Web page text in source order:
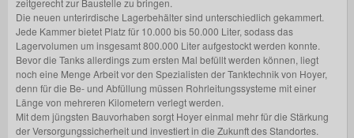
Die neuen unterirdische Lagerbehälter sind unterschiedlich gekammert.
Jede Kammer bietet Platz für 10.000 bis 50.000 Liter, sodass das
Lagervolumen um insgesamt 800.000 Liter aufgestockt werden konnte.
Bevor die Tanks allerdings zum ersten Mal befüllt werden können, liegt
noch eine Menge Arbeit vor den Spezialisten der Tanktechnik von Hoyer,
denn für die Be- und Abfüllung müssen Rohrleitungssysteme mit einer
Länge von mehreren Kilometern verlegt werden.
Mit dem jüngsten Bauvorhaben sorgt Hoyer einmal mehr für die Stärkung
der Versorgungssicherheit und investiert in die Zukunft des Standortes.